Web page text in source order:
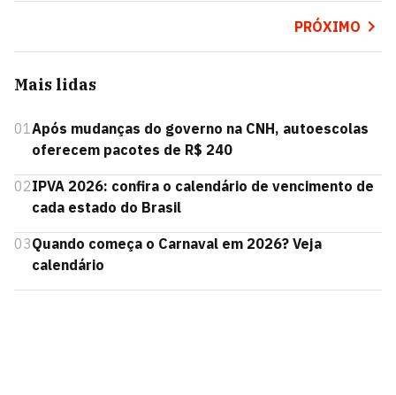
PRÓXIMO
Mais lidas
01Após mudanças do governo na CNH, autoescolas
oferecem pacotes de R$ 240
02IPVA 2026: confira o calendário de vencimento de
cada estado do Brasil
03Quando começa o Carnaval em 2026? Veja
calendário